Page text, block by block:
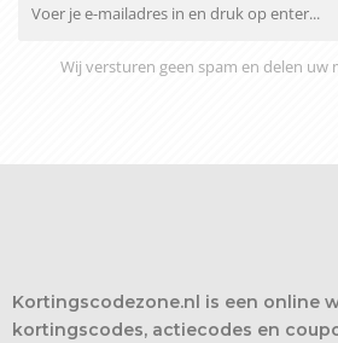
Wij versturen geen spam en delen uw
Kortingscodezone.nl is een online
kortingscodes, actiecodes en